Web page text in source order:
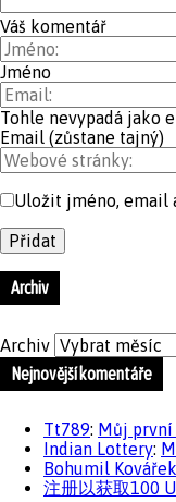
Váš komentář
Jméno
Tohle nevypadá jako
Email (zůstane tajný)
Uložit jméno, email
Archiv
Archiv
Nejnovější komentáře
Tt789: Můj první
Indian Lottery:
Bohumil Kovářek
注册以获取100